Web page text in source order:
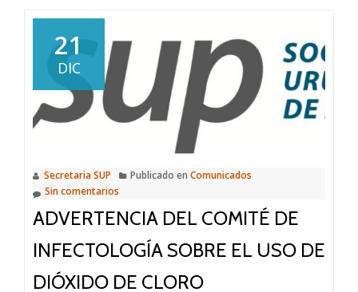
21
DIC
Secretaria SUP Publicado en Comunicados
Sin comentarios
ADVERTENCIA DEL COMITÉ DE
INFECTOLOGÍA SOBRE EL USO DE
DIÓXIDO DE CLORO